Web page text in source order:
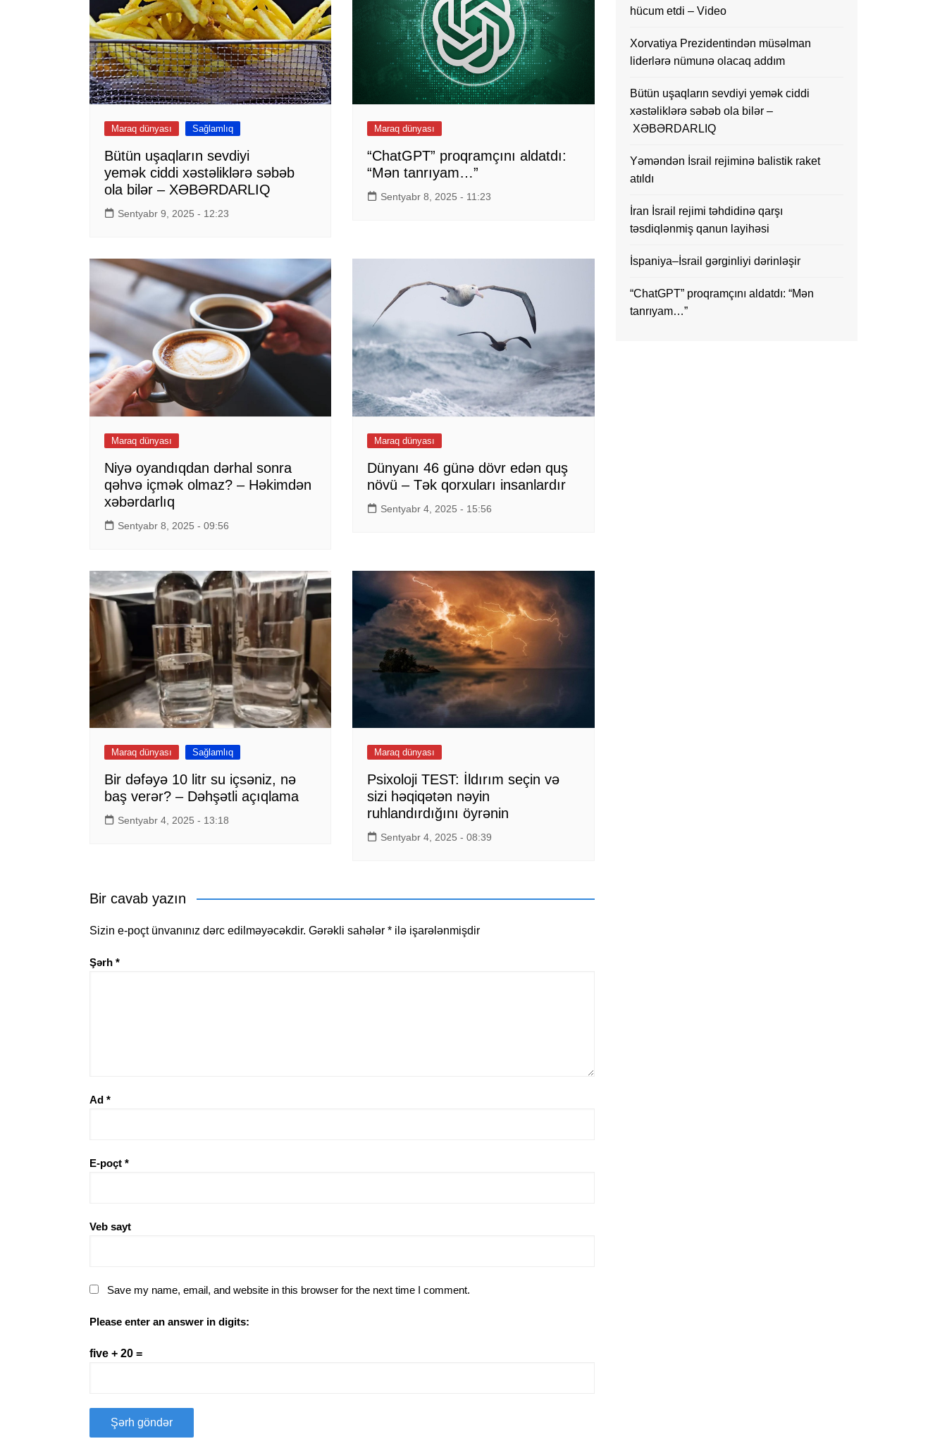
Maraq dünyası Sağlamlıq
Bütün uşaqların sevdiyi
yemək ciddi xəstəliklərə səbəb
ola bilər – XƏBƏRDARLIQ
Sentyabr 9, 2025 - 12:23
Maraq dünyası
“ChatGPT” proqramçını aldatdı:
“Mən tanrıyam…”
Sentyabr 8, 2025 - 11:23
Maraq dünyası
Niyə oyandıqdan dərhal sonra
qəhvə içmək olmaz? – Həkimdən
xəbərdarlıq
Sentyabr 8, 2025 - 09:56
Maraq dünyası
Dünyanı 46 günə dövr edən quş
növü – Tək qorxuları insanlardır
Sentyabr 4, 2025 - 15:56
Maraq dünyası Sağlamlıq
Bir dəfəyə 10 litr su içsəniz, nə
baş verər? – Dəhşətli açıqlama
Sentyabr 4, 2025 - 13:18
Maraq dünyası
Psixoloji TEST: İldırım seçin və
sizi həqiqətən nəyin
ruhlandırdığını öyrənin
Sentyabr 4, 2025 - 08:39
Bir cavab yazın
Sizin e-poçt ünvanınız dərc edilməyəcəkdir. Gərəkli sahələr * ilə işarələnmişdir
Şərh *
Ad *
E-poçt *
Veb sayt
Save my name, email, and website in this browser for the next time I comment.
Please enter an answer in digits:
five + 20 =
hücum etdi – Video
Xorvatiya Prezidentindən müsəlman
liderlərə nümunə olacaq addım
Bütün uşaqların sevdiyi yemək ciddi
xəstəliklərə səbəb ola bilər –
XƏBƏRDARLIQ
Yəməndən İsrail rejiminə balistik raket
atıldı
İran İsrail rejimi təhdidinə qarşı
təsdiqlənmiş qanun layihəsi
İspaniya–İsrail gərginliyi dərinləşir
“ChatGPT” proqramçını aldatdı: “Mən
tanrıyam…”